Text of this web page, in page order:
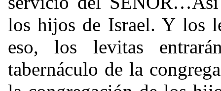
los hijos de Israel. Y los
eso, los levitas
tabernáculo de la